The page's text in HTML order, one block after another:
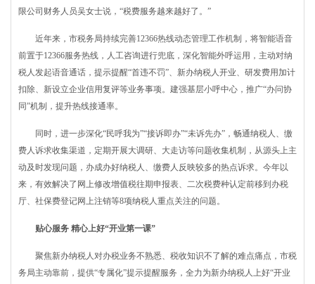
限公司财务人员吴女士说，“税费服务越来越好了。”
近年来，市税务局持续完善12366热线动态管理工作机制，将智能语音
前置于12366服务热线，人工咨询进行兜底，深化智能外呼运用，主动对纳
税人发起语音通话，提示提醒“首违不罚”、新办纳税人开业、研发费用加计
扣除、新设立企业信用复评等业务事项。建强基层小呼中心，推广“办问协
同”机制，提升热线接通率。
同时，进一步深化“民呼我为”“接诉即办”“未诉先办”，畅通纳税人、缴
费人诉求收集渠道，定期开展大调研、大走访等问题收集机制，从源头上主
动及时发现问题，办成办好纳税人、缴费人反映较多的热点诉求。今年以
来，有效解决了网上修改增值税往期申报表、二次税费种认定前移到办税
厅、社保费登记网上注销等8项纳税人重点关注的问题。
贴心服务 精心上好“开业第一课”
聚焦新办纳税人对办税业务不熟悉、税收知识不了解的难点痛点，市税
务局主动靠前，提供“专属化”提示提醒服务，全力为新办纳税人上好“开业